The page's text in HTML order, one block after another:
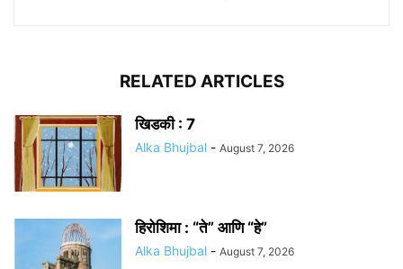
RELATED ARTICLES
खिडकी : 7
Alka Bhujbal - August 7, 2026
हिरोशिमा : “ते” आणि “हे”
Alka Bhujbal - August 7, 2026